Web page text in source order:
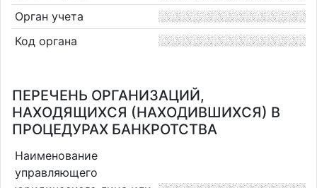
Орган учета
Код органа
ПЕРЕЧЕНЬ ОРГАНИЗАЦИЙ,
НАХОДЯЩИХСЯ (НАХОДИВШИХСЯ) В
ПРОЦЕДУРАХ БАНКРОТСТВА
Наименование
управляющего